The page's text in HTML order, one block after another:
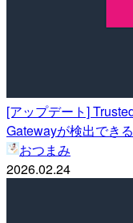
[アップデート]
Gatewayが検出でき
おつまみ
2026.02.24